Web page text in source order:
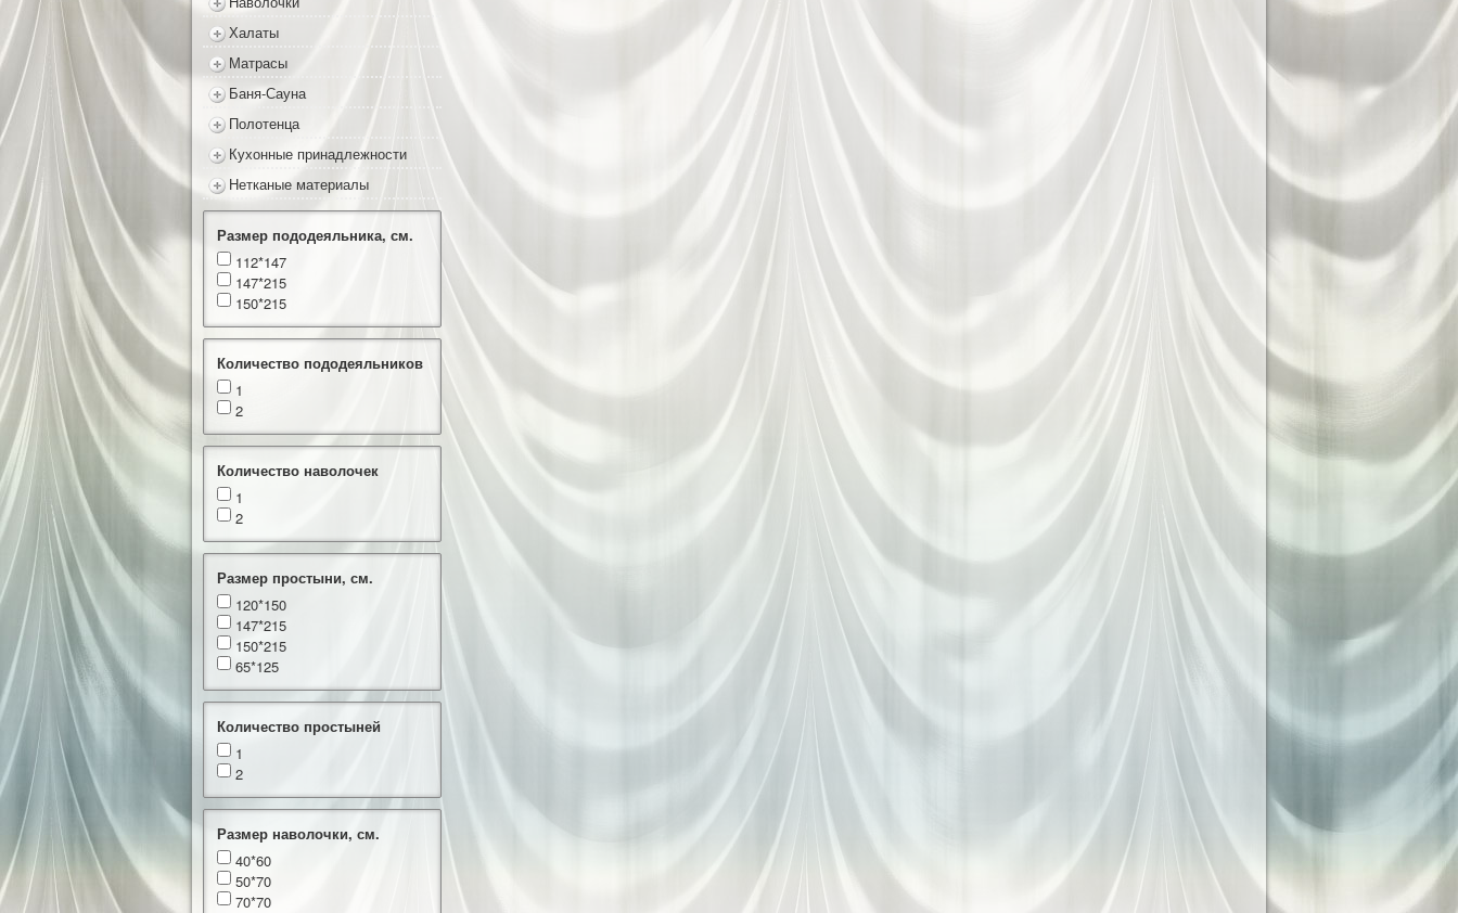
Халаты
Матрасы
Баня-Сауна
Полотенца
Кухонные принадлежности
Нетканые материалы
Размер пододеяльника, см.
112*147
147*215
150*215
Количество пододеяльников
1
2
Количество наволочек
1
2
Размер простыни, см.
120*150
147*215
150*215
65*125
Количество простыней
1
2
Размер наволочки, см.
40*60
50*70
70*70